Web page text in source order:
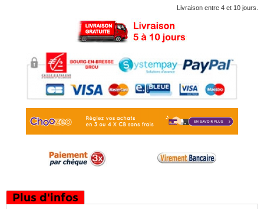
Livraison entre 4 et 10 jours.
Plus d'infos